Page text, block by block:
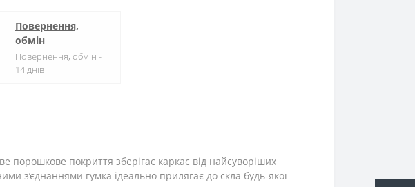
Повернення,
обмін
Повернення, обмін -
14 днів
порошкове покриття зберігає каркас від найсуворіших
з’єднаннями гумка ідеально прилягає до скла будь-якої